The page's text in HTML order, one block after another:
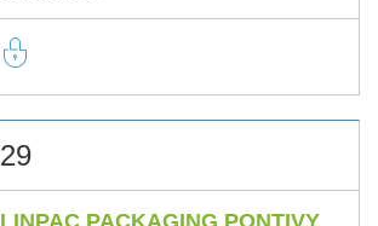
29
LINPAC PACKAGING PONTIVY